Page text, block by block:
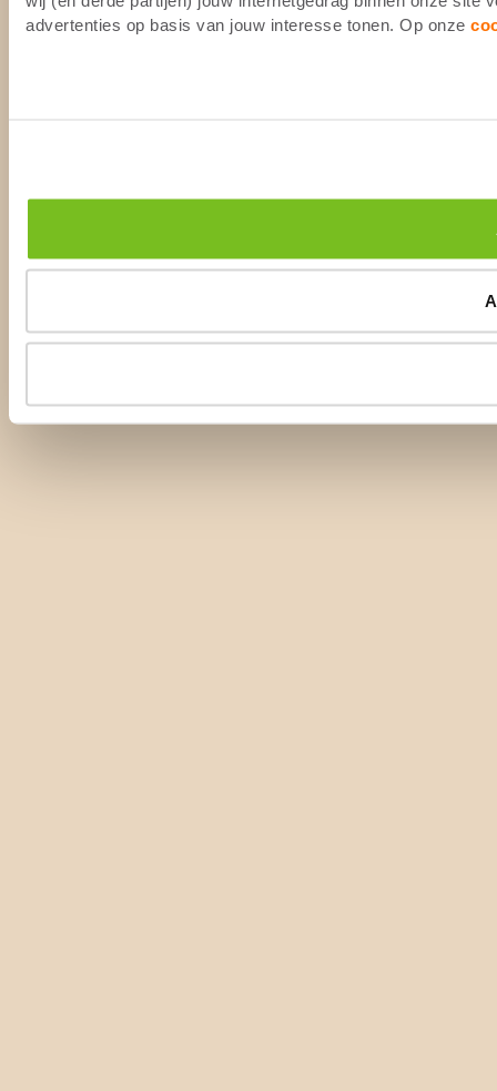
advertenties op basis van jouw interesse tonen. Op onze